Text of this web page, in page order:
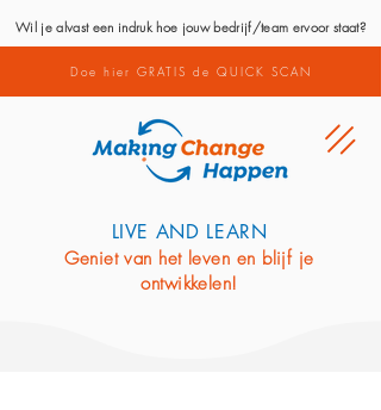
Wil je alvast een indruk hoe jouw bedrijf/team ervoor staat?
Doe hier GRATIS de QUICK SCAN
LIVE AND LEARN
Geniet van het leven en blijf je
ontwikkelen!